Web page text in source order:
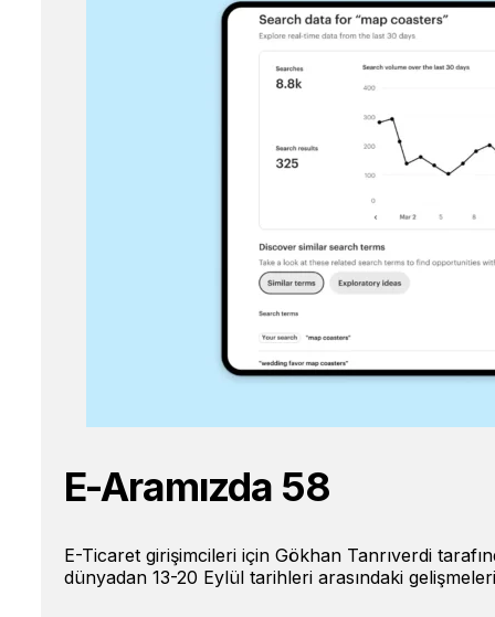
E-Aramızda 58
E-Ticaret girişimcileri için Gökhan Tanrıverdi
dünyadan 13-20 Eylül tarihleri ​​arasındaki